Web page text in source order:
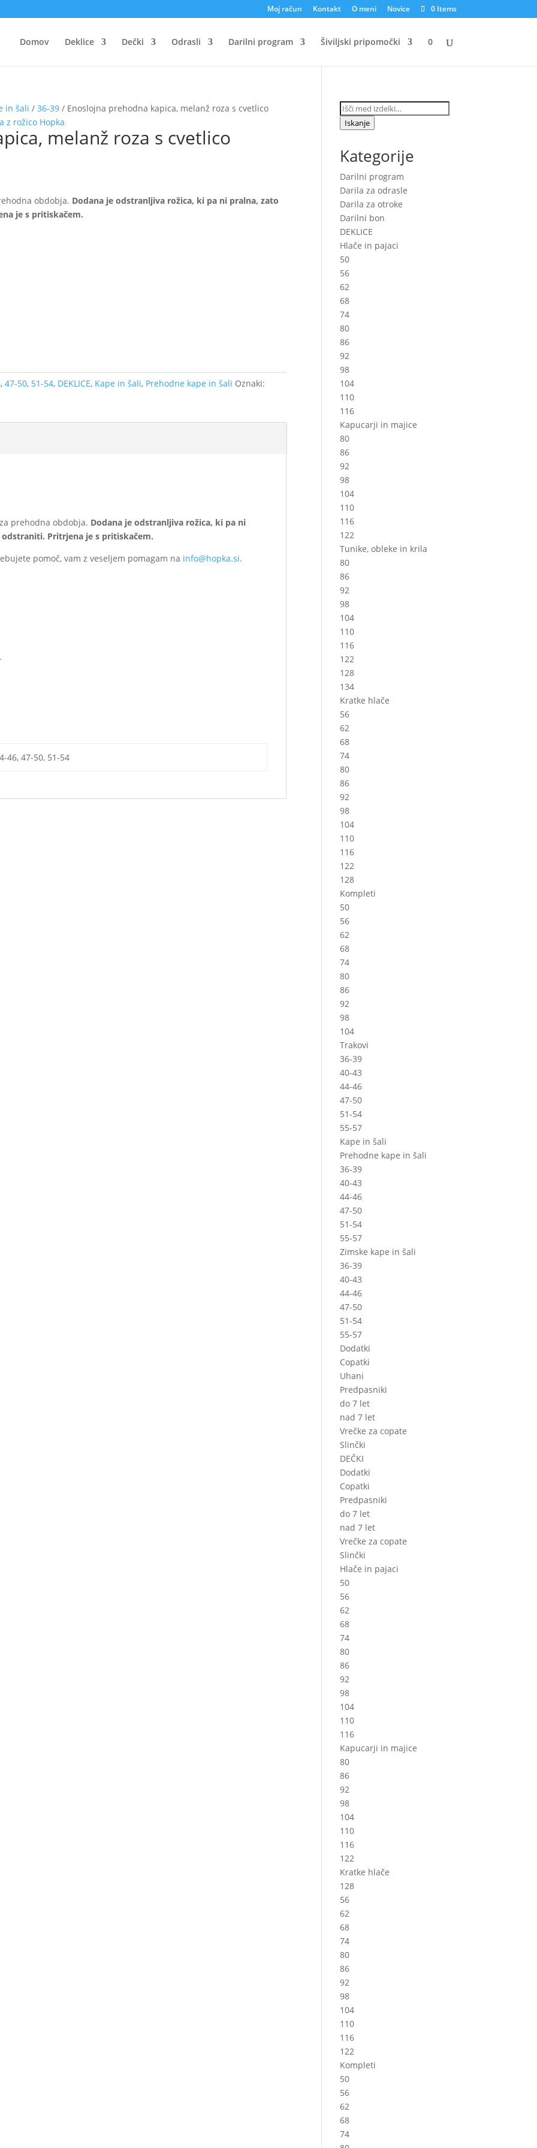
Moj račun Kontakt O meni Novice 0 Items
Domov Deklice Dečki Odrasli Darilni program Šiviljski pripomočki 0
in šali /36-39 / Enoslojna prehodna kapica, melanž roza s cvetlico
melanž roza s cvetlico
obdobja. Dodana je odstranljiva rožica, ki pa ni pralna, zato
je s pritiskačem.
,47-50, 51-54, DEKLICE, Kape in šali, Prehodne kape in šali Oznaki:
prehodna obdobja. Dodana je odstranljiva rožica, ki pa ni
Pritrjena je s pritiskačem.
pomoč, vam z veseljem pomagam na info@hopka.si.
46, 47-50, 51-54
Išči:
Iskanje
Kategorije
Darilni program
Darila za odrasle
Darila za otroke
Darilni bon
DEKLICE
Hlače in pajaci
50
56
62
68
74
80
86
92
98
104
110
116
Kapucarji in majice
80
86
92
98
104
110
116
122
Tunike, obleke in krila
80
86
92
98
104
110
116
122
128
134
Kratke hlače
56
62
68
74
80
86
92
98
104
110
116
122
128
Kompleti
50
56
62
68
74
80
86
92
98
104
Trakovi
36-39
40-43
44-46
47-50
51-54
55-57
Kape in šali
Prehodne kape in šali
36-39
40-43
44-46
47-50
51-54
55-57
Zimske kape in šali
36-39
40-43
44-46
47-50
51-54
55-57
Dodatki
Copatki
Uhani
Predpasniki
do 7 let
nad 7 let
Vrečke za copate
Slinčki
DEČKI
Dodatki
Copatki
Predpasniki
do 7 let
nad 7 let
Vrečke za copate
Slinčki
Hlače in pajaci
50
56
62
68
74
80
86
92
98
104
110
116
Kapucarji in majice
80
86
92
98
104
110
116
122
Kratke hlače
128
56
62
68
74
80
86
92
98
104
110
116
122
Kompleti
50
56
62
68
74